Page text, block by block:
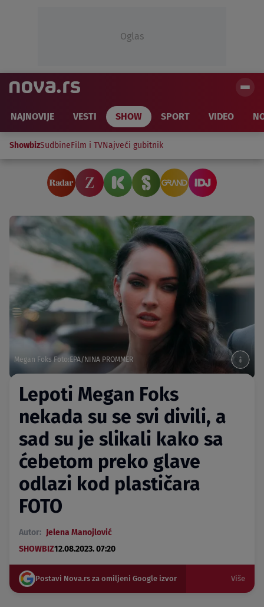
Oglas
NAJNOVIJE VESTI SHOW SPORT VIDEO
ShowbizSudbineFilm i TVNajveći gubitnik
Megan Foks Foto:EPA/NINA PROMMER
Lepoti Megan Foks
nekada su se svi divili, a
sad su je slikali kako sa
ćebetom preko glave
odlazi kod plastičara
FOTO
Autor: Jelena Manojlović
SHOWBIZ12.08.2023. 07:20
Postavi Nova.rs za omiljeni Google izvor Više